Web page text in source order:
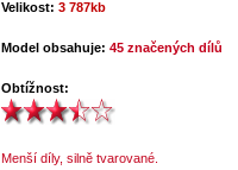
Velikost: 3 787kb
Model obsahuje: 45 značených dílů
Obtížnost:
Menší díly, silně tvarované.